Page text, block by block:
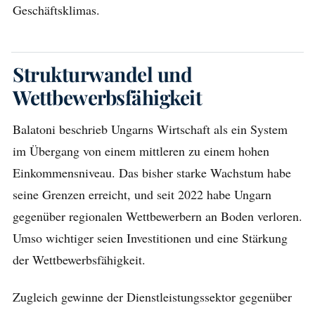
Geschäftsklimas.
Strukturwandel und
Wettbewerbsfähigkeit
Balatoni beschrieb Ungarns Wirtschaft als ein System
im Übergang von einem mittleren zu einem hohen
Einkommensniveau. Das bisher starke Wachstum habe
seine Grenzen erreicht, und seit 2022 habe Ungarn
gegenüber regionalen Wettbewerbern an Boden verloren.
Umso wichtiger seien Investitionen und eine Stärkung
der Wettbewerbsfähigkeit.
Zugleich gewinne der Dienstleistungssektor gegenüber